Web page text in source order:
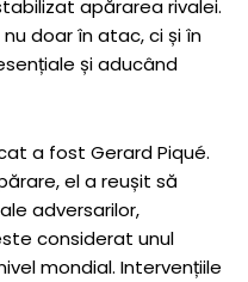
apărarea rivalei.
doar în atac, ci și în
și aducând
a fost Gerard Piqué.
el a reușit să
adversarilor,
considerat unul
mondial. Intervențiile